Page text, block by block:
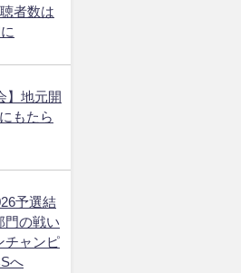
者数は
】地元開
もたら
予選結
の戦い
チャンピ
へ